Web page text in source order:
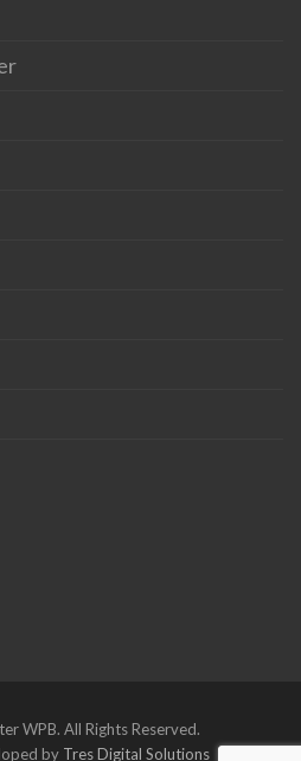
WPB. All Rights Reserved.
by Tres Digital Solutions